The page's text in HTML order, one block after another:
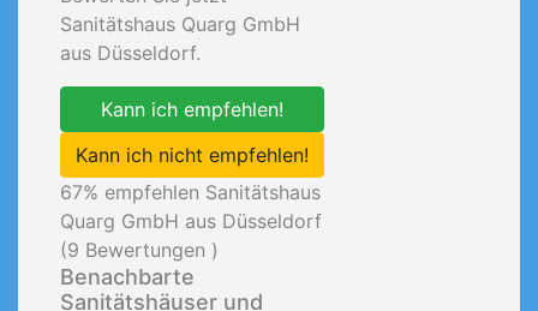
Sanitätshaus Quarg GmbH
aus Düsseldorf.
Kann ich empfehlen!
Kann ich nicht empfehlen!
67% empfehlen Sanitätshaus
Quarg GmbH aus Düsseldorf
(9 Bewertungen )
Benachbarte
Sanitätshäuser und